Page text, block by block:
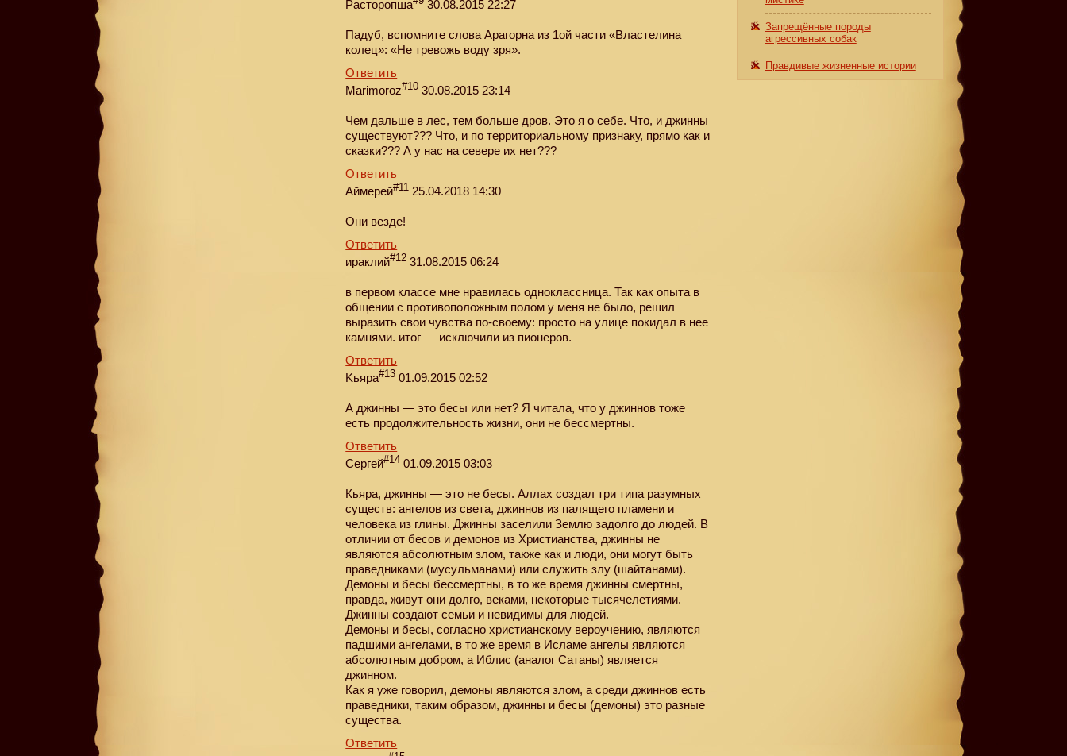
Pасторопша
30.08.2015 22:27
Падуб, вспомните слова Арагорна из 1ой части «Властелина
колец»: «Не тревожь воду зря».
Ответить
Marimoroz#10 30.08.2015 23:14
Чем дальше в лес, тем больше дров. Это я о себе. Что, и джинны
существуют??? Что, и по территориальному признаку, прямo как и
сказки??? А у нас на севере их нет???
Ответить
Аймерей#11 25.04.2018 14:30
Они везде!
Ответить
ираклий#12 31.08.2015 06:24
в первом классе мне нравилась одноклассница. Так как опыта в
общении с противоположным полом у меня не было, решил
выразить свои чувства по-своему: просто на улице покидал в нее
камнями. итог — исключили из пионеров.
Ответить
Kьяра#13 01.09.2015 02:52
А джинны — это бесы или нет? Я читала, что у джиннов тоже
есть продолжительность жизни, они не бессмертны.
Ответить
Сергей#14 01.09.2015 03:03
Кьяра, джинны — это не бесы. Аллах создал три типа разумных
существ: ангелов из света, джиннов из палящего пламени и
человека из глины. Джинны заселили Землю задолго до людей. В
отличии от бесов и демонов из Христианства, джинны не
являются абсолютным злом, также как и люди, они могут быть
праведниками (мусульманами) или служить злу (шайтанами).
Демоны и бесы бессмертны, в то же время джинны смертны,
правда, живут они долго, веками, некоторые тысячелетиями.
Джинны создают семьи и невидимы для людей.
Демоны и бесы, согласно христианскому вероучению, являются
падшими ангелами, в то же время в Исламе ангелы являются
абсолютным добром, а Иблис (аналог Сатаны) является
джинном.
Как я уже говорил, демоны являются злом, а среди джиннов есть
праведники, таким образом, джинны и бесы (демоны) это разные
существа.
Ответить
Запрещённые породы
агрессивных собак
Правдивые жизненные истории